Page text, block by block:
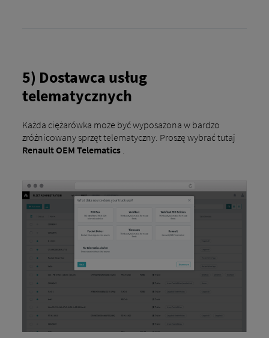
5) Dostawca usług
telematycznych
Każda ciężarówka może być wyposażona w bardzo
zróżnicowany sprzęt telematyczny. Proszę wybrać tutaj
Renault OEM Telematics.